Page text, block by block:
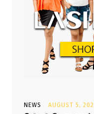
NEWS AUGUST 5,